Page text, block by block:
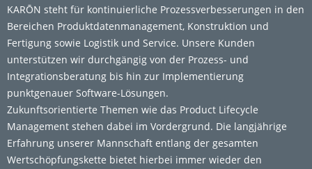
KARŌN steht für kontinuierliche Prozessverbesserungen in den
Bereichen Produktdatenmanagement, Konstruktion und
Fertigung sowie Logistik und Service. Unsere Kunden
unterstützen wir durchgängig von der Prozess- und
Integrationsberatung bis hin zur Implementierung
punktgenauer Software-Lösungen.
Zukunftsorientierte Themen wie das Product Lifecycle
Management stehen dabei im Vordergrund. Die langjährige
Erfahrung unserer Mannschaft entlang der gesamten
Wertschöpfungskette bietet hierbei immer wieder den